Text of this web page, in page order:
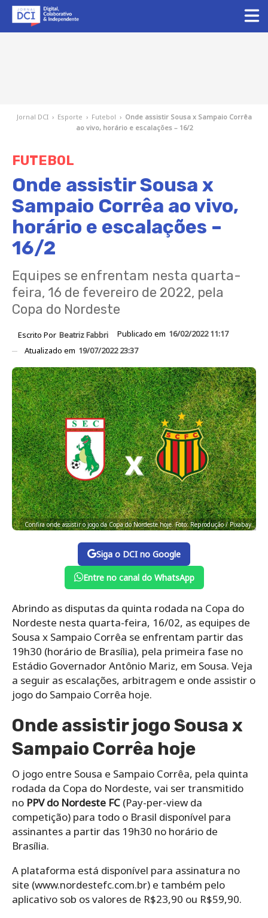
Jornal DCI › Esporte › Futebol › Onde assistir Sousa x Sampaio Corrêa
ao vivo, horário e escalações – 16/2
FUTEBOL
Onde assistir Sousa x
Sampaio Corrêa ao vivo,
horário e escalações –
16/2
Equipes se enfrentam nesta quarta-
feira, 16 de fevereiro de 2022, pela
Copa do Nordeste
Escrito Por Beatriz Fabbri Publicado em 16/02/2022 11:17
Atualizado em 19/07/2022 23:37
Confira onde assistir o jogo da Copa do Nordeste hoje. Foto: Reprodução / Pixabay
Siga o DCI no Google
Entre no canal do WhatsApp
Abrindo as disputas da quinta rodada na Copa do
Nordeste nesta quarta-feira, 16/02, as equipes de
Sousa x Sampaio Corrêa se enfrentam partir das
19h30 (horário de Brasília), pela primeira fase no
Estádio Governador Antônio Mariz, em Sousa. Veja
a seguir as escalações, arbitragem e onde assistir o
jogo do Sampaio Corrêa hoje.
Onde assistir jogo Sousa x
Sampaio Corrêa hoje
O jogo entre Sousa e Sampaio Corrêa, pela quinta
rodada da Copa do Nordeste, vai ser transmitido
no PPV do Nordeste FC (Pay-per-view da
competição) para todo o Brasil disponível para
assinantes a partir das 19h30 no horário de
Brasília.
A plataforma está disponível para assinatura no
site (www.nordestefc.com.br) e também pelo
aplicativo sob os valores de R$23,90 ou R$59,90.